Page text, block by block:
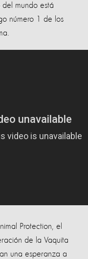
del mundo está
número 1 de los
Protection, el
de la Vaquita
una esperanza a